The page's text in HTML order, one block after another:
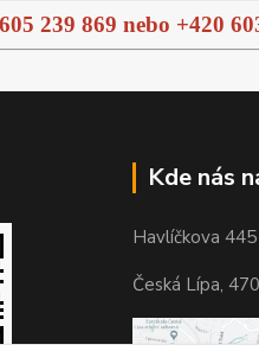
239 869 nebo +420
Kde nás
Havlíčkova 445
Česká Lípa,